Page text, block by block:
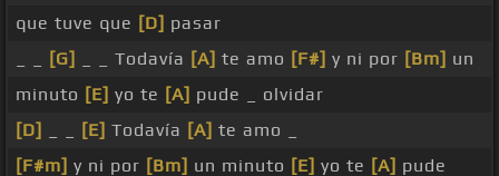
que tuve que [D] pasar
[G] _ _ Todavía [A] te amo [F#] y ni por [Bm] un
minuto [E] yo te [A] pude _ olvidar
[D]
[E] Todavía [A] te amo _
[F#m] y ni por [Bm] un minuto [E] yo te [A] pude